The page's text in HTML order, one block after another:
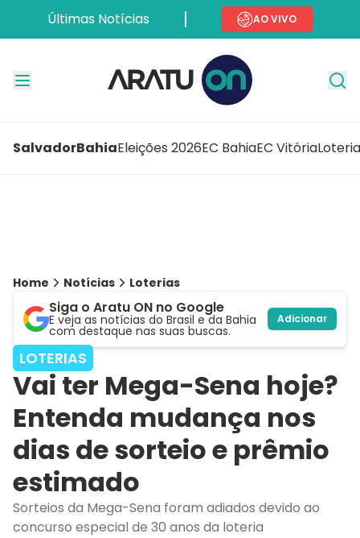
Últimas Notícias AO VIVO
SalvadorBahiaEleições 2026EC BahiaEC Vitória
Home Notícias Loterias
Siga o Aratu ON no Google
E veja as notícias do Brasil e da Bahia
com destaque nas suas buscas.
Adicionar
LOTERIAS
Vai ter Mega-Sena hoje?
Entenda mudança nos
dias de sorteio e prêmio
estimado
Sorteios da Mega-Sena foram adiados devido ao
concurso especial de 30 anos da loteria